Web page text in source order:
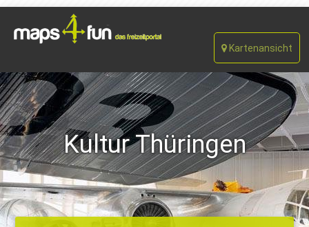
Kartenansicht
Kultur Thüringen